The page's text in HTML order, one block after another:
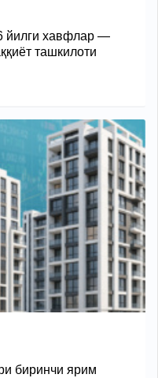
йилги хавфлар —
ташкилоти
биринчи ярим